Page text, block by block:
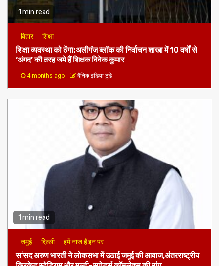
1 min read
बिहार शिक्षा
शिक्षा व्यवस्था को ठेंगा:अलीगंज ब्लॉक की निर्वाचन शाखा में 10 वर्षों से
‘अंगद’ की तरह जमे हैं शिक्षक विवेक कुमार
दैनिक इंडिया टुडे